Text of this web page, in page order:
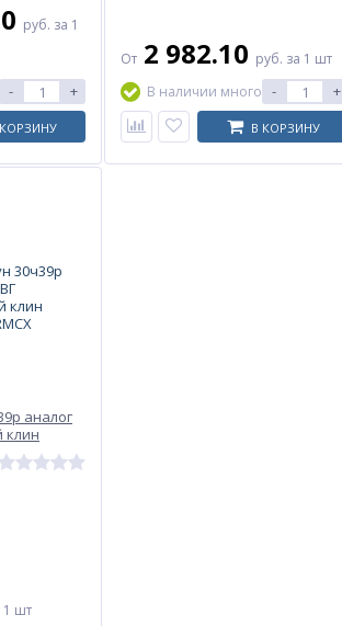
руб. за 1
- +
От 2 982.10 руб. за 1 шт
В наличии много - +
В КОРЗИНУ
аналог
клин
1 шт